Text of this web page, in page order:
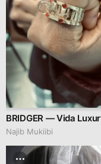
BRIDGER — Vida
Najib Mukiibi